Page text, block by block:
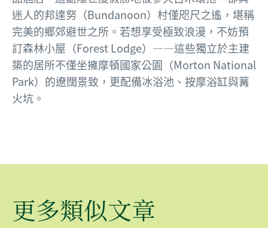
迷人的邦達努（Bundanoon）村僅咫尺之遙，堪稱
完美的鄉郊避世之所。若想享受極致浪漫，不妨預
訂森林小屋（Forest Lodge）——這些獨立於主建
築的居所不僅坐擁摩頓國家公園（Morton National
Park）的遼闊景致，更配備冰浴池、按摩浴缸與篝
火坑。
更多類似文章